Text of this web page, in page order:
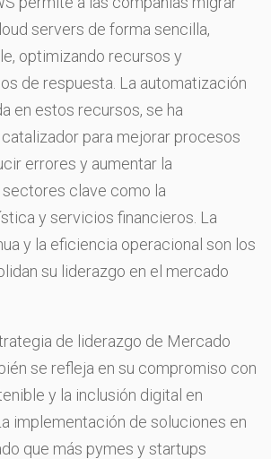
servers de forma sencilla,
optimizando recursos y
de respuesta. La automatización
en estos recursos, se ha
para mejorar procesos
errores y aumentar la
clave como la
y servicios financieros. La
y la eficiencia operacional son los
su liderazgo en el mercado
de liderazgo de Mercado
se refleja en su compromiso con
y la inclusión digital en
implementación de soluciones en
que más pymes y startups